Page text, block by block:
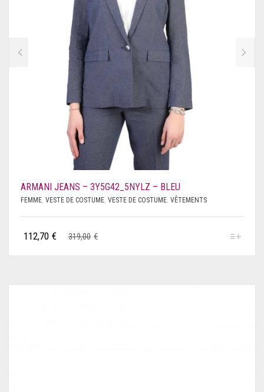
ARMANI JEANS – 3Y5G42_5NYLZ – BLEU
FEMME, VESTE DE COSTUME, VESTE DE COSTUME, VÊTEMENTS
319,00 €
112,70 €